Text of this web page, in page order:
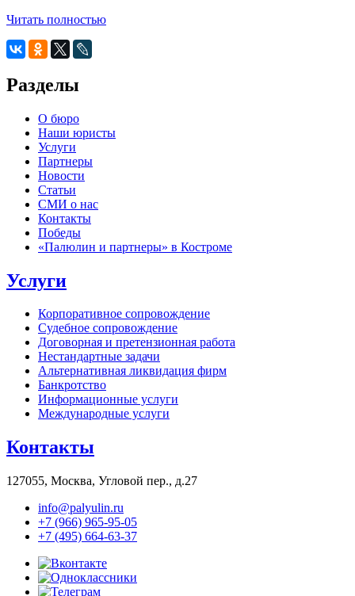
Читать полностью
Разделы
О бюро
Наши юристы
Услуги
Партнеры
Новости
Статьи
СМИ о нас
Контакты
Победы
«Палюлин и партнеры» в Костроме
Услуги
Корпоративное сопровождение
Судебное сопровождение
Договорная и претензионная работа
Нестандартные задачи
Альтернативная ликвидация фирм
Банкротство
Информационные услуги
Международные услуги
Контакты
127055, Москва, Угловой пер., д.27
info@palyulin.ru
+7 (966) 965-95-05
+7 (495) 664-63-37